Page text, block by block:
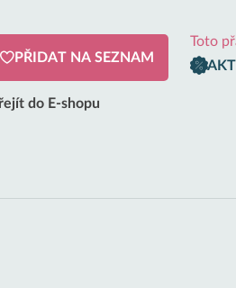
PŘIDAT NA SEZNAM
Toto
do E-shopu